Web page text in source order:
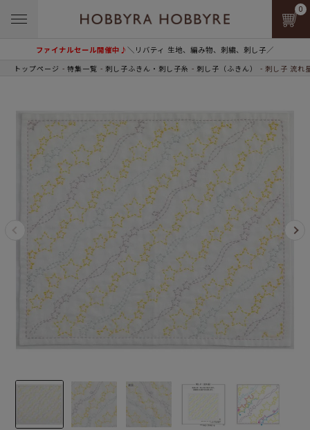
ファイナルセール開催中♪＼リバティ 生地、編み物、刺繍、刺し子／
0
トップページ 特集一覧 刺し子ふきん・刺し子糸 刺し子（ふきん） 刺し子 流れ